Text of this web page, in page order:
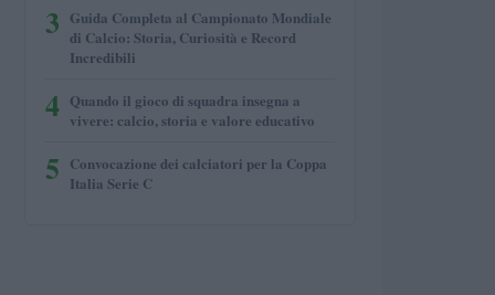
3 Guida Completa al Campionato Mondiale
di Calcio: Storia, Curiosità e Record
Incredibili
4 Quando il gioco di squadra insegna a
vivere: calcio, storia e valore educativo
5 Convocazione dei calciatori per la Coppa
Italia Serie C